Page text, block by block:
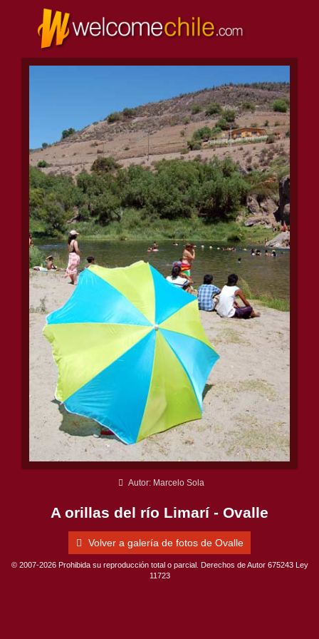
Autor: Marcelo Sola
A orillas del río Limarí - Ovalle
Volver a galería de fotos de Ovalle
© 2007-2026 Prohibida su reproducción total o parcial. Derechos de Autor 675243 Ley
11723